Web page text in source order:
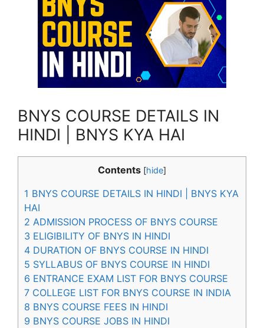
BNYS COURSE DETAILS IN
HINDI | BNYS KYA HAI
Contents [hide]
1 BNYS COURSE DETAILS IN HINDI | BNYS KYA
HAI
2 ADMISSION PROCESS OF BNYS COURSE
3 ELIGIBILITY OF BNYS IN HINDI
4 DURATION OF BNYS COURSE IN HINDI
5 SYLLABUS OF BNYS COURSE IN HINDI
6 ENTRANCE EXAM LIST FOR BNYS COURSE
7 COLLEGE LIST FOR BNYS COURSE IN INDIA
8 BNYS COURSE FEES IN HINDI
9 BNYS COURSE JOBS IN HINDI